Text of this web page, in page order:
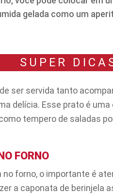
gelada como um
SUPER
ser servida tanto
delícia. Esse prato é uma
tempero de saladas
FORNO
forno, o importante é
a caponata de berinjela